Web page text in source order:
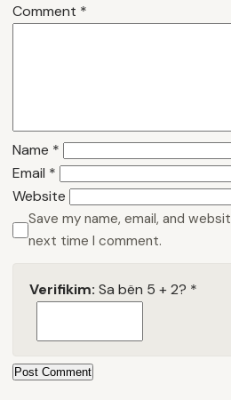
Comment *
Name *
Email *
Website
Save my name, email, and
next time I comment.
Verifikim: Sa bën 5 + 2? *
Post Comment